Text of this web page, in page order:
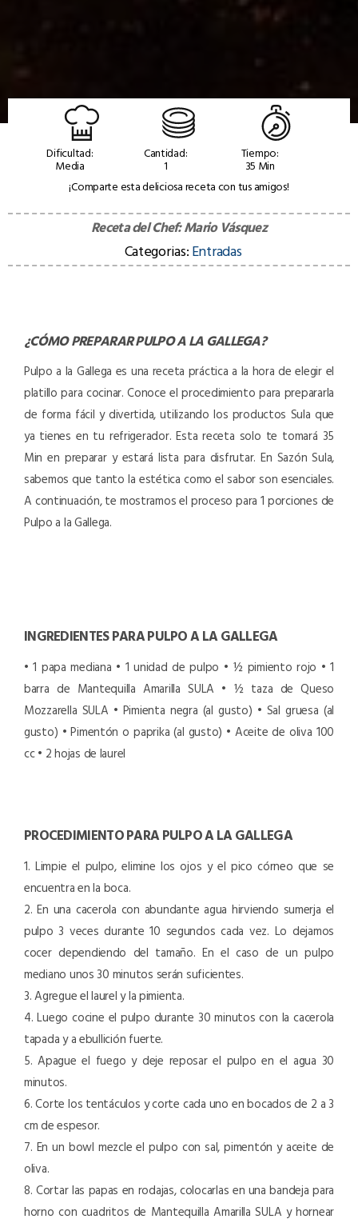
Dificultad:
Media
Cantidad:
1
Tiempo:
35 Min
¡Comparte esta deliciosa receta con tus amigos!
Receta del Chef:Mario Vásquez
Categorias:Entradas
¿CÓMO PREPARARPULPO A LA GALLEGA?
Pulpo a la Gallega es una receta práctica a la hora de elegir el
platillo para cocinar. Conoce el procedimiento para prepararla
de forma fácil y divertida, utilizando los productos Sula que
ya tienes en tu refrigerador. Esta receta solo te tomará 35
Min en preparar y estará lista para disfrutar. En Sazón Sula,
sabemos que tanto la estética como el sabor son esenciales.
A continuación, te mostramos el proceso para 1 porciones de
Pulpo a la Gallega.
INGREDIENTES PARA PULPO A LA GALLEGA
• 1 papa mediana • 1 unidad de pulpo • ½ pimiento rojo • 1
barra de Mantequilla Amarilla SULA • ½ taza de Queso
Mozzarella SULA • Pimienta negra (al gusto) • Sal gruesa (al
gusto) • Pimentón o paprika (al gusto) • Aceite de oliva 100
cc• 2 hojas de laurel
PROCEDIMIENTO PARA PULPO A LA GALLEGA
1. Limpie el pulpo, elimine los ojos y el pico córneo que se
encuentra en la boca.
2. En una cacerola con abundante agua hirviendo sumerja el
pulpo 3 veces durante 10 segundos cada vez. Lo dejamos
cocer dependiendo del tamaño. En el caso de un pulpo
mediano unos 30 minutos serán suficientes.
3. Agregue el laurel y la pimienta.
4. Luego cocine el pulpo durante 30 minutos con la cacerola
tapada y a ebullición fuerte.
5. Apague el fuego y deje reposar el pulpo en el agua 30
minutos.
6. Corte los tentáculos y corte cada uno en bocados de 2 a 3
cm de espesor.
7. En un bowl mezcle el pulpo con sal, pimentón y aceite de
oliva.
8. Cortar las papas en rodajas, colocarlas en una bandeja para
horno con cuadritos de Mantequilla Amarilla SULA y hornear